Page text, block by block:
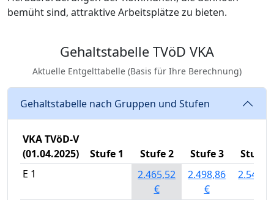
bemüht sind, attraktive Arbeitsplätze zu bieten.
Gehaltstabelle TVöD VKA
Aktuelle Entgelttabelle (Basis für Ihre Berechnung)
Gehaltstabelle nach Gruppen und Stufen
VKA TVöD-V
(01.04.2025)
Stufe 1 Stufe 2 Stufe 3
Stufe 4
E 1
2.465,52
€
2.498,86
€